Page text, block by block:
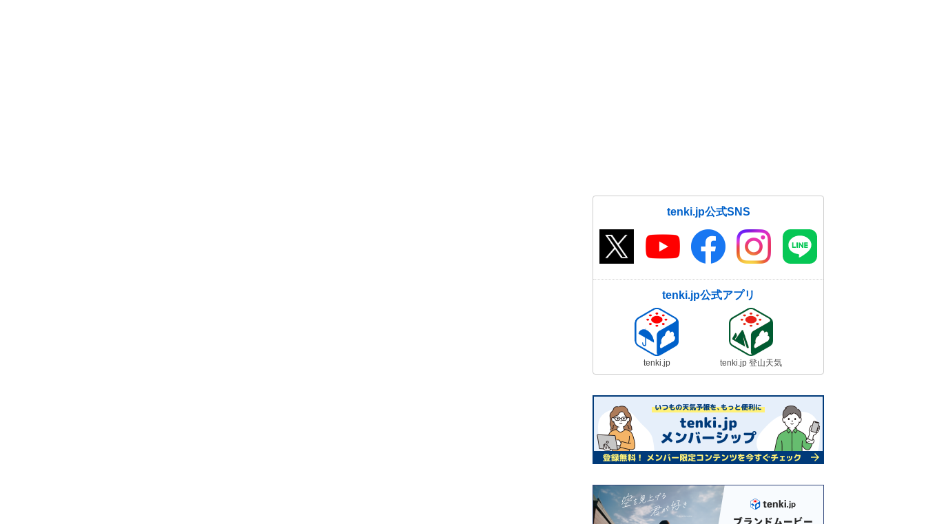
tenki.jp公式SNS
tenki.jp公式アプリ
tenki.jp tenki.jp 登山天気